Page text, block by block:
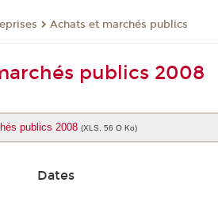
Achats et marchés publics
publics 2008
publics 2008 (XLS, 56 O Ko)
Dates